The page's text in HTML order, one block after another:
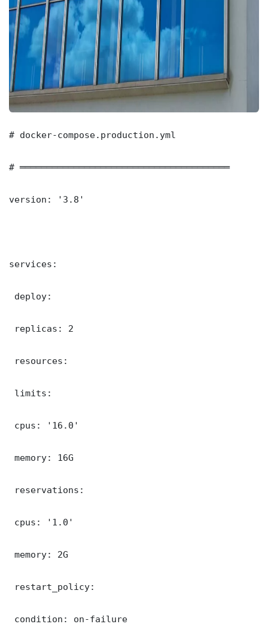
# docker-compose.production.yml
# ═══════════════════════════════════════
version: '3.8'
services:
deploy:
replicas: 2
resources:
limits:
cpus: '16.0'
memory: 16G
reservations:
cpus: '1.0'
memory: 2G
restart_policy:
condition: on-failure